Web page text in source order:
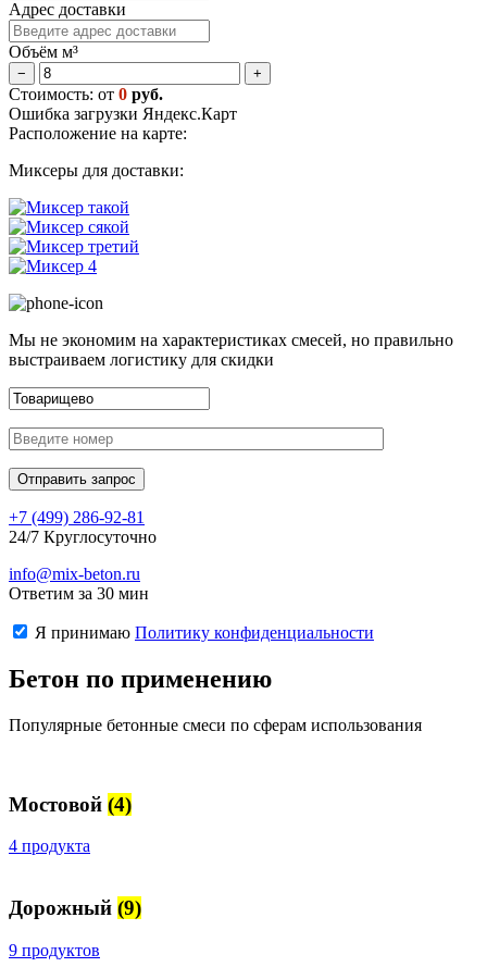
Адрес доставки
Объём м³
− +
Стоимость: от 0 руб.
Ошибка загрузки Яндекс.Карт
Расположение на карте:
Миксеры для доставки:
Мы не экономим на характеристиках смесей, но правильно
выстраиваем логистику для скидки
+7 (499) 286-92-81
24/7 Круглосуточно
info@mix-beton.ru
Ответим за 30 мин
Я принимаю Политику конфиденциальности
Бетон по применению
Популярные бетонные смеси по сферам использования
Мостовой (4)
4 продукта
Дорожный (9)
9 продуктов